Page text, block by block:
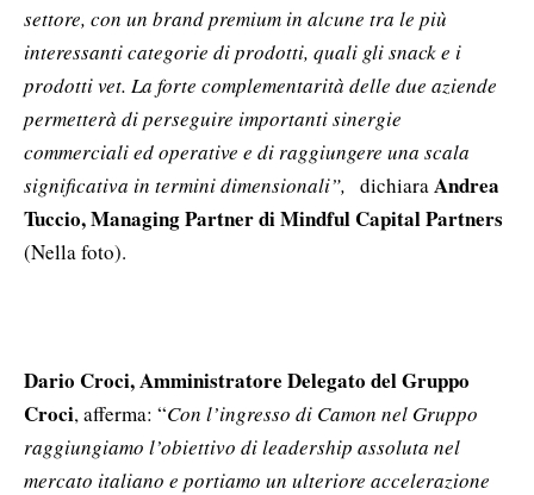
settore, con un brand premium in alcune tra le più
interessanti categorie di prodotti, quali gli snack e i
prodotti vet. La forte complementarità delle due aziende
permetterà di perseguire importanti sinergie
commerciali ed operative e di raggiungere una scala
significativa in termini dimensionali”,
dichiara Andrea
Tuccio, Managing Partner di Mindful Capital Partners
(Nella foto).
Dario Croci, Amministratore Delegato del Gruppo
Croci, afferma: “Con l’ingresso di Camon nel Gruppo
raggiungiamo l’obiettivo di leadership assoluta nel
mercato italiano e portiamo un ulteriore accelerazione